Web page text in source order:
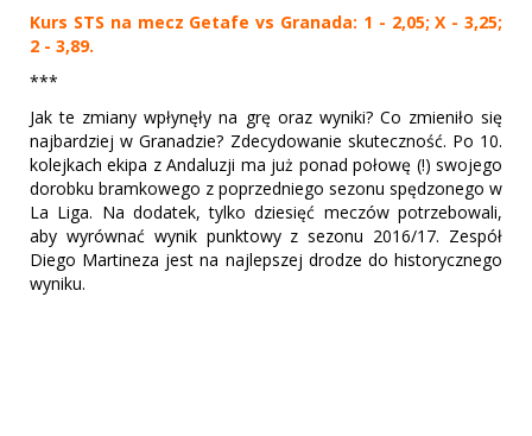
Kurs STS na mecz Getafe vs Granada: 1 - 2,05; X - 3,25;
2 - 3,89.
***
Jak te zmiany wpłynęły na grę oraz wyniki? Co zmieniło się
najbardziej w Granadzie? Zdecydowanie skuteczność. Po 10.
kolejkach ekipa z Andaluzji ma już ponad połowę (!) swojego
dorobku bramkowego z poprzedniego sezonu spędzonego w
La Liga. Na dodatek, tylko dziesięć meczów potrzebowali,
aby wyrównać wynik punktowy z sezonu 2016/17. Zespół
Diego Martineza jest na najlepszej drodze do historycznego
wyniku.